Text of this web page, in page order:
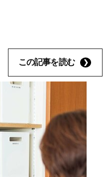
この記事を読む